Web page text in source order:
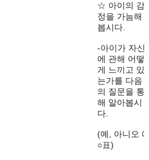
☆ 아이의 감
정을 가늠해
봅시다.
-아이가 자신
에 관해 어떻
게 느끼고 있
는가를 다음
의 질문을 통
해 알아봅시
다.
(예, 아니오
○표)